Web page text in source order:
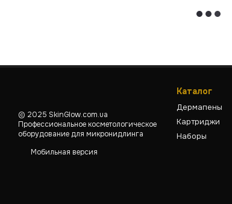
© 2025 SkinGlow.com.ua
Профессиональное косметологическое
оборудование для микронидлинга
Мобильная версия
Каталог
Дермапены
Картриджи
Наборы